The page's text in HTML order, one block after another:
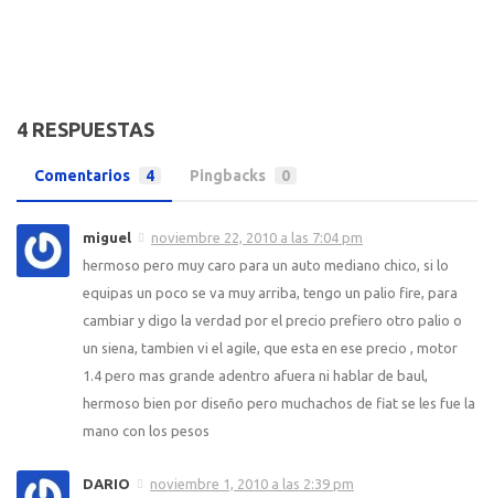
4 RESPUESTAS
Comentarios 4 Pingbacks 0
miguel
noviembre 22, 2010 a las 7:04 pm
hermoso pero muy caro para un auto mediano chico, si lo
equipas un poco se va muy arriba, tengo un palio fire, para
cambiar y digo la verdad por el precio prefiero otro palio o
un siena, tambien vi el agile, que esta en ese precio , motor
1.4 pero mas grande adentro afuera ni hablar de baul,
hermoso bien por diseño pero muchachos de fiat se les fue la
mano con los pesos
DARIO
noviembre 1, 2010 a las 2:39 pm